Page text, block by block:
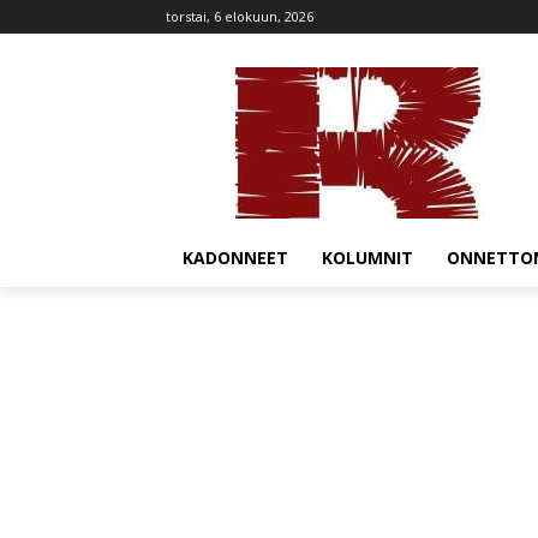
torstai, 6 elokuun, 2026
KADONNEET KOLUMNIT